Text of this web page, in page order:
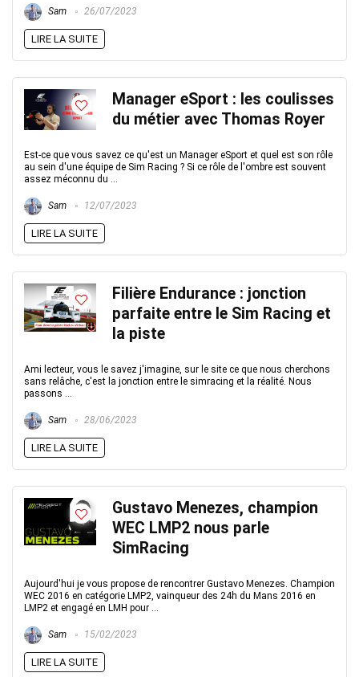
Sam 26/07/2023
LIRE LA SUITE
Manager eSport : les coulisses
du métier avec Thomas Royer
Est-ce que vous savez ce qu'est un Manager eSport et quel est son rôle
au sein d'une équipe de Sim Racing ? Si ce rôle de l'ombre est souvent
assez méconnu du ...
Sam 12/07/2023
LIRE LA SUITE
Filière Endurance : jonction
parfaite entre le Sim Racing et
la piste
Ami lecteur, vous le savez j'imagine, sur le site ce que nous cherchons
sans relâche, c'est la jonction entre le simracing et la réalité. Nous
passons ...
Sam 28/06/2023
LIRE LA SUITE
Gustavo Menezes, champion
WEC LMP2 nous parle
SimRacing
Aujourd'hui je vous propose de rencontrer Gustavo Menezes. Champion
WEC 2016 en catégorie LMP2, vainqueur des 24h du Mans 2016 en
LMP2 et engagé en LMH pour ...
Sam 15/02/2023
LIRE LA SUITE